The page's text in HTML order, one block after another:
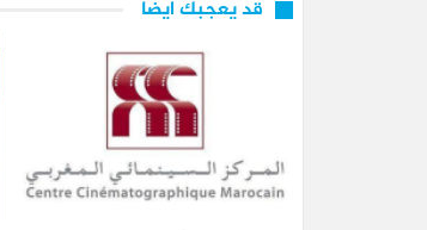
قد يعجبك ايضا